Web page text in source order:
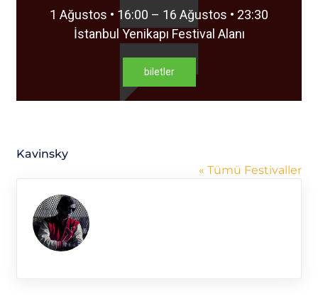
1 Ağustos • 16:00 – 16 Ağustos • 23:30
İstanbul Yenikapı Festival Alanı
biletler
Kavinsky
« Tümü Festivaller